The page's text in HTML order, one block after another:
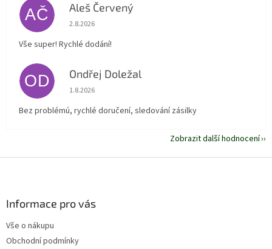
AČ Aleš Červený
Hodnocení obchodu je 5 z 5 hvězdiček.
2.8.2026
Vše super! Rychlé dodání!
OD Ondřej Doležal
Hodnocení obchodu je 5 z 5 hvězdiček.
1.8.2026
Bez problémú, rychlé doručení, sledování zásilky
Zobrazit další hodnocení
Informace pro vás
Vše o nákupu
Obchodní podmínky